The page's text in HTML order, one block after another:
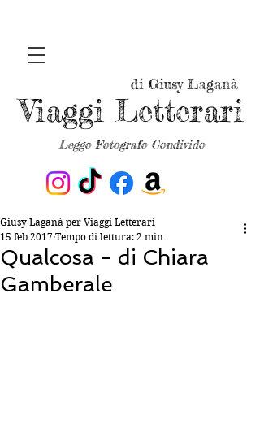
Leggo Fotografo Condivido
Viaggi Letterari
di Giusy Laganà
Qualcosa - di Chiara
Gamberale
Giusy Laganà per Viaggi Letterari
15 feb 2017 Tempo di lettura: 2 min